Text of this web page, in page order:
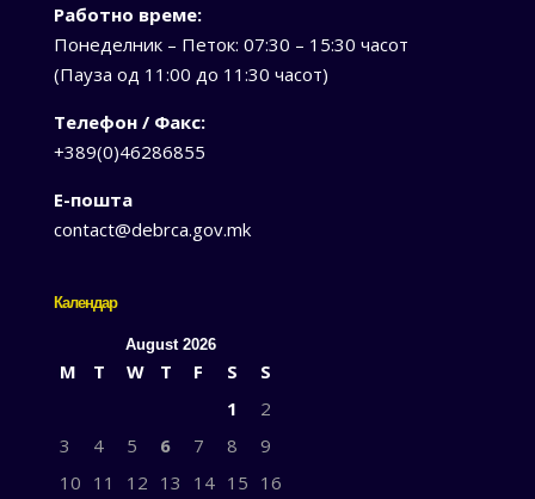
Работно време:
Понеделник – Петок: 07:30 – 15:30 часот
(Пауза од 11:00 до 11:30 часот)
Телефон / Факс:
+389(0)46286855
Е-пошта
contact@debrca.gov.mk
Календар
August 2026
M T W T F S
S
1
2
3
4 5 6 7 8
9
10 11 12 13 14 15 16